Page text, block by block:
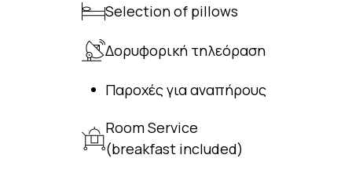
Selection of pillows
Δορυφορική τηλεόραση
Παροχές για αναπήρους
Room Service
(breakfast included)